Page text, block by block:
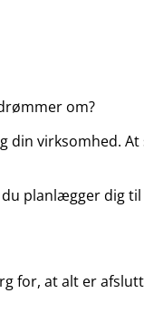
om?
virksomhed.
planlægger dig
for, at alt er